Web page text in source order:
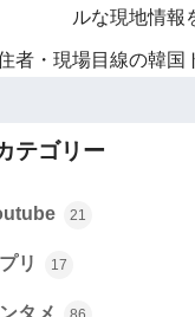
ルな現地情報
者・現場目線の韓国
テゴリー
21
リ 17